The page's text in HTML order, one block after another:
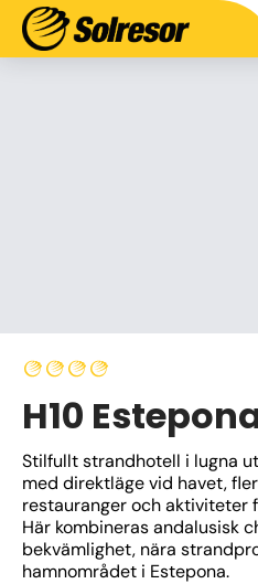
H10
Stilfullt strandhotell i lugna
med direktläge vid havet,
restauranger och aktiviteter
Här kombineras andalusisk
bekvämlighet, nära
hamnområdet i Estepona.